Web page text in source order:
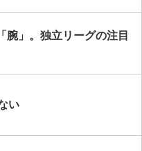
腕」。独立リーグの注目
い